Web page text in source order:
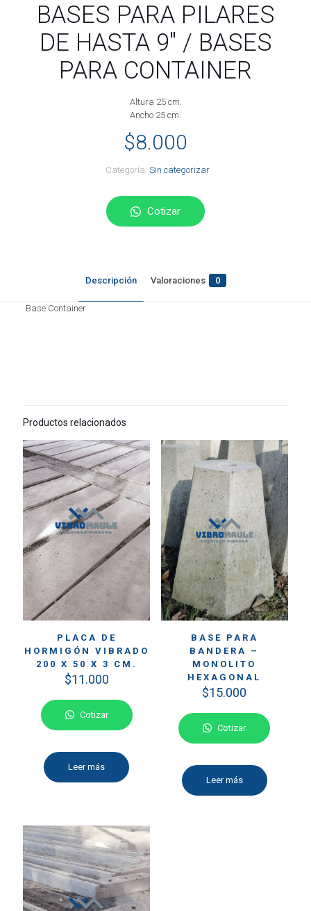
BASES PARA PILARES
DE HASTA 9″ / BASES
PARA CONTAINER
Altura 25 cm.
Ancho 25 cm.
$8.000
Cotizar
Categoría: Sin categorizar
Descripción Valoraciones 0
Base Container
Productos relacionados
PLACA DE
HORMIGÓN VIBRADO
200 X 50 X 3 CM.
$11.000
Cotizar
Leer más
BASE PARA
BANDERA –
MONOLITO
HEXAGONAL
$15.000
Cotizar
Leer más